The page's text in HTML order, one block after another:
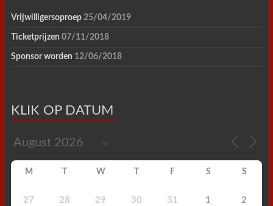
Vrijwilligersoproep 25/04/2019
Ticketprijzen 07/11/2018
Sponsor worden 12/06/2018
KLIK OP DATUM
M W F S S
27 28 29 30 31 1 2